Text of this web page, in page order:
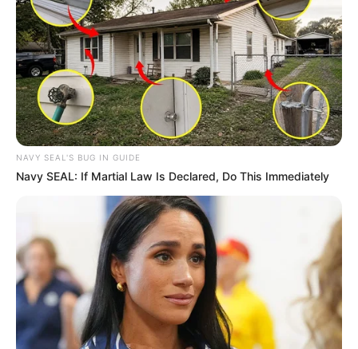
NAVY SEAL'S BUG IN GUIDE
Navy SEAL: If Martial Law Is Declared, Do This Immediately